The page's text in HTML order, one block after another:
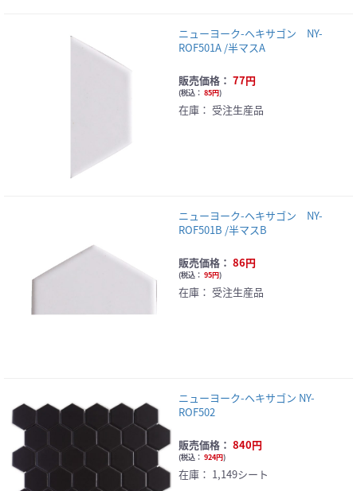
ニューヨーク-ヘキサゴン NY-
ROF501A /半マスA
販売価格： 77円
(税込： 85円)
在庫： 受注生産品
ニューヨーク-ヘキサゴン NY-
ROF501B /半マスB
販売価格： 86円
(税込： 95円)
在庫： 受注生産品
ニューヨーク-ヘキサゴン NY-
ROF502
販売価格： 840円
(税込： 924円)
在庫： 1,149シート